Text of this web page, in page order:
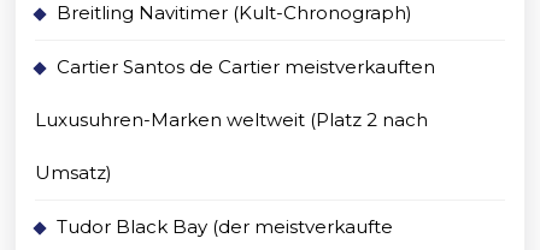
Breitling Navitimer (Kult-Chronograph)
Cartier Santos de Cartier meistverkauften
Luxusuhren-Marken weltweit (Platz 2 nach
Umsatz)
Tudor Black Bay (der meistverkaufte